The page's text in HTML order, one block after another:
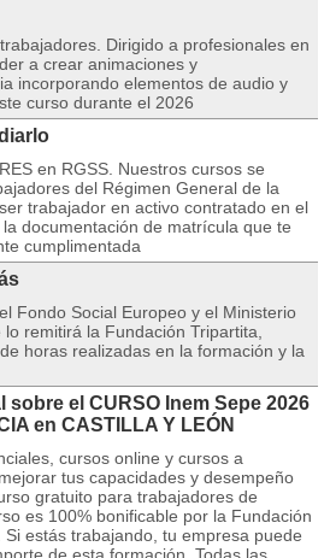
Dirigido a profesionales en
a crear animaciones y
incorporando elementos de audio y
curso durante el 2026
en RGSS. Nuestros cursos se
del Régimen General de la
trabajador en activo contratado en el
documentación de matrícula que te
cumplimentada
Fondo Social Europeo y el Ministerio
remitirá la Fundación Tripartita,
horas realizadas en la formación y la
sobre el CURSO Inem Sepe 2026
en CASTILLA Y LEÓN
cursos online y cursos a
tus capacidades y desempeño
gratuito para trabajadores de
es 100% bonificable por la Fundación
estás trabajando, tu empresa puede